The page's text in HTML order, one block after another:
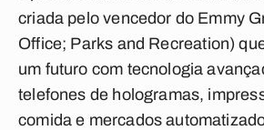
criada pelo vencedor do Emmy
Office; Parks and Recreation)
um futuro com tecnologia
telefones de hologramas,
comida e mercados